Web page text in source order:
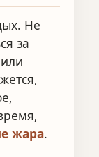
Не
за
жара.